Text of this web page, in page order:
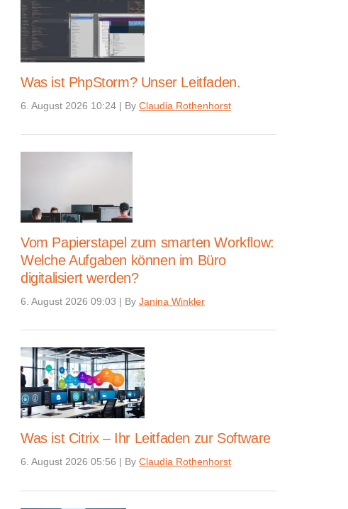
Was ist PhpStorm? Unser Leitfaden.
6. August 2026 10:24 | By Claudia Rothenhorst
Vom Papierstapel zum smarten Workflow:
Welche Aufgaben können im Büro
digitalisiert werden?
6. August 2026 09:03 | By Janina Winkler
Was ist Citrix – Ihr Leitfaden zur Software
6. August 2026 05:56 | By Claudia Rothenhorst